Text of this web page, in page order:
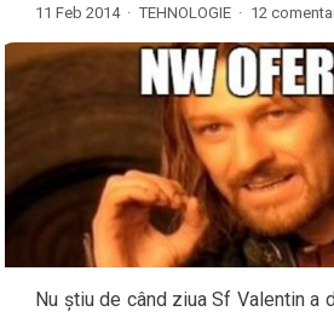
11 Feb 2014 · TEHNOLOGIE · 12
Nu știu de când ziua Sf Valentin a